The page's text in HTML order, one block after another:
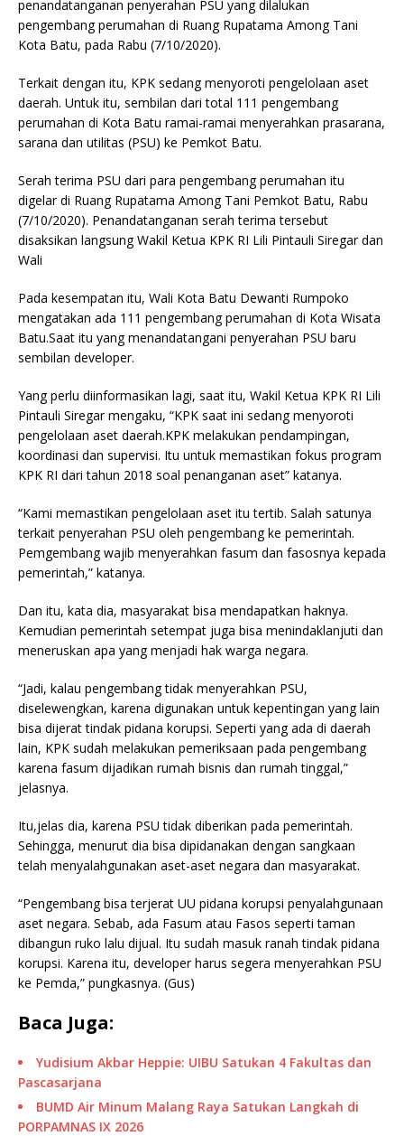
penandatanganan penyerahan PSU yang dilalukan
pengembang perumahan di Ruang Rupatama Among Tani
Kota Batu, pada Rabu (7/10/2020).
Terkait dengan itu, KPK sedang menyoroti pengelolaan aset
daerah. Untuk itu, sembilan dari total 111 pengembang
perumahan di Kota Batu ramai-ramai menyerahkan prasarana,
sarana dan utilitas (PSU) ke Pemkot Batu.
Serah terima PSU dari para pengembang perumahan itu
digelar di Ruang Rupatama Among Tani Pemkot Batu, Rabu
(7/10/2020). Penandatanganan serah terima tersebut
disaksikan langsung Wakil Ketua KPK RI Lili Pintauli Siregar dan
Wali
Pada kesempatan itu, Wali Kota Batu Dewanti Rumpoko
mengatakan ada 111 pengembang perumahan di Kota Wisata
Batu.Saat itu yang menandatangani penyerahan PSU baru
sembilan developer.
Yang perlu diinformasikan lagi, saat itu, Wakil Ketua KPK RI Lili
Pintauli Siregar mengaku, “KPK saat ini sedang menyoroti
pengelolaan aset daerah.KPK melakukan pendampingan,
koordinasi dan supervisi. Itu untuk memastikan fokus program
KPK RI dari tahun 2018 soal penanganan aset” katanya.
“Kami memastikan pengelolaan aset itu tertib. Salah satunya
terkait penyerahan PSU oleh pengembang ke pemerintah.
Pemgembang wajib menyerahkan fasum dan fasosnya kepada
pemerintah,” katanya.
Dan itu, kata dia, masyarakat bisa mendapatkan haknya.
Kemudian pemerintah setempat juga bisa menindaklanjuti dan
meneruskan apa yang menjadi hak warga negara.
“Jadi, kalau pengembang tidak menyerahkan PSU,
diselewengkan, karena digunakan untuk kepentingan yang lain
bisa dijerat tindak pidana korupsi. Seperti yang ada di daerah
lain, KPK sudah melakukan pemeriksaan pada pengembang
karena fasum dijadikan rumah bisnis dan rumah tinggal,”
jelasnya.
Itu,jelas dia, karena PSU tidak diberikan pada pemerintah.
Sehingga, menurut dia bisa dipidanakan dengan sangkaan
telah menyalahgunakan aset-aset negara dan masyarakat.
“Pengembang bisa terjerat UU pidana korupsi penyalahgunaan
aset negara. Sebab, ada Fasum atau Fasos seperti taman
dibangun ruko lalu dijual. Itu sudah masuk ranah tindak pidana
korupsi. Karena itu, developer harus segera menyerahkan PSU
ke Pemda,” pungkasnya. (Gus)
Baca Juga:
Yudisium Akbar Heppie: UIBU Satukan 4 Fakultas dan
Pascasarjana
BUMD Air Minum Malang Raya Satukan Langkah di
PORPAMNAS IX 2026